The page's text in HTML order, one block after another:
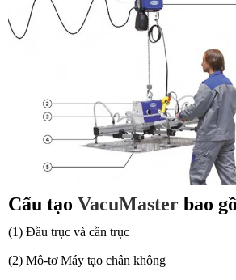
Cấu tạo VacuMaster bao
(1) Đầu trục và cần trục
(2) Mô-tơ Máy tạo chân không